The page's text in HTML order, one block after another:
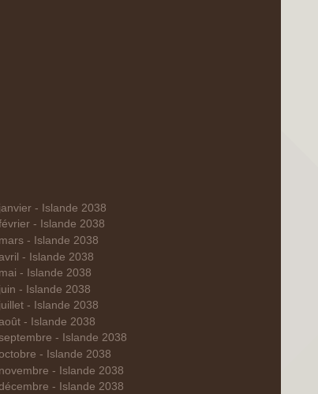
- Islande 2038
- Islande 2038
- Islande 2038
- Islande 2038
- Islande 2038
- Islande 2038
- Islande 2038
- Islande 2038
- Islande 2038
- Islande 2038
- Islande 2038
- Islande 2038